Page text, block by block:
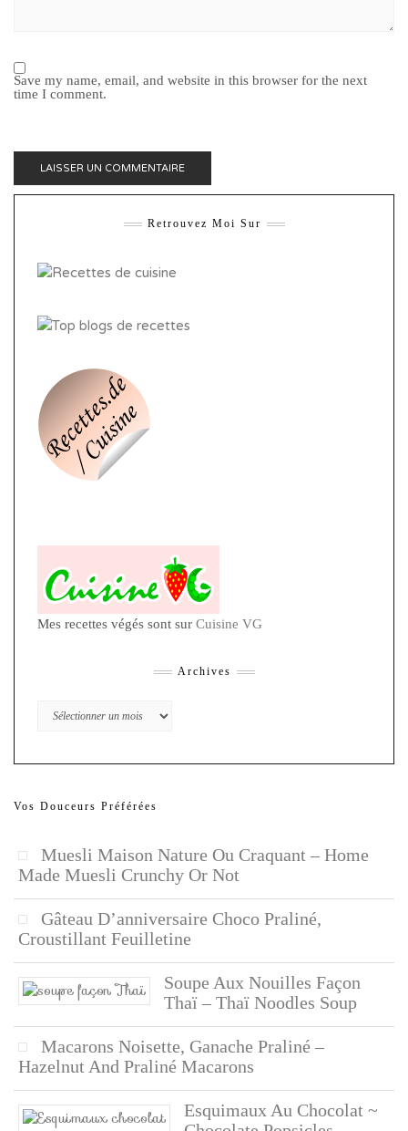
Save my name, email, and website in this browser for the next
time I comment.
Retrouvez Moi Sur
Mes recettes végés sont sur Cuisine VG
Archives
Archives
Vos Douceurs Préférées
Muesli Maison Nature Ou Craquant – Home
Made Muesli Crunchy Or Not
Gâteau D’anniversaire Choco Praliné,
Croustillant Feuilletine
Soupe Aux Nouilles Façon
Thaï – Thaï Noodles Soup
Macarons Noisette, Ganache Praliné –
Hazelnut And Praliné Macarons
Esquimaux Au Chocolat ~